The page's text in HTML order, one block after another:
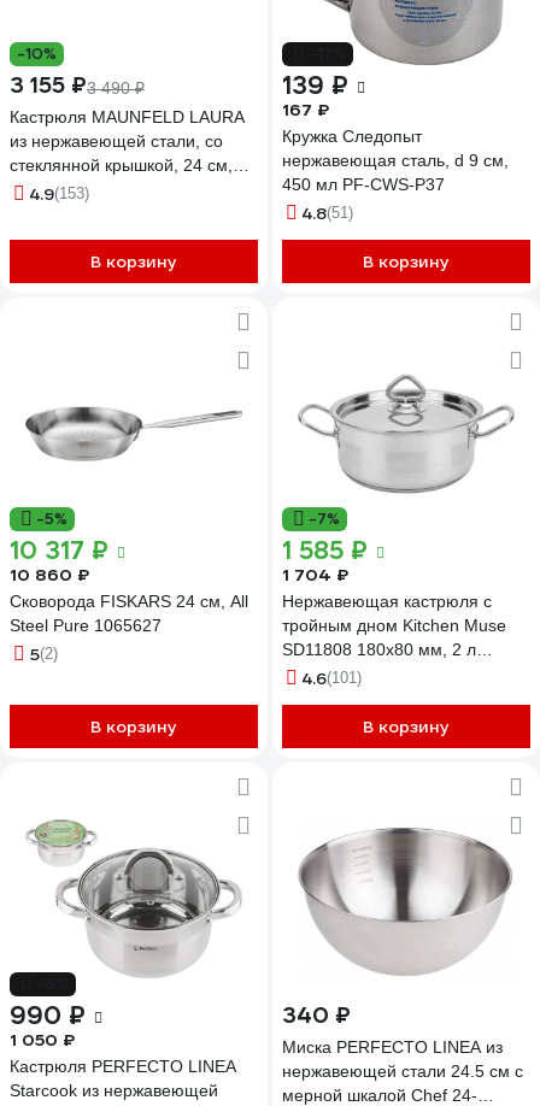
-10%
3 155 ₽3 490 ₽
Кастрюля MAUNFELD LAURA
из нержавеющей стали, со
стеклянной крышкой, 24 см,
5,6 л MCS56S08GR
4.9(153)
В корзину
139 ₽
167 ₽
Кружка Следопыт
нержавеющая сталь, d 9 см,
450 мл PF-CWS-P37
4.8(51)
В корзину
-5%
10 317 ₽
10 860 ₽
Сковорода FISKARS 24 см, All
Steel Pure 1065627
5(2)
В корзину
-7%
1 585 ₽
1 704 ₽
Нержавеющая кастрюля с
тройным дном Kitchen Muse
SD11808 180х80 мм, 2 л
172641
4.6(101)
В корзину
990 ₽
1 050 ₽
Кастрюля PERFECTO LINEA
Starcook из нержавеющей
340 ₽
Миска PERFECTO LINEA из
нержавеющей стали 24.5 см с
мерной шкалой Chef 24-